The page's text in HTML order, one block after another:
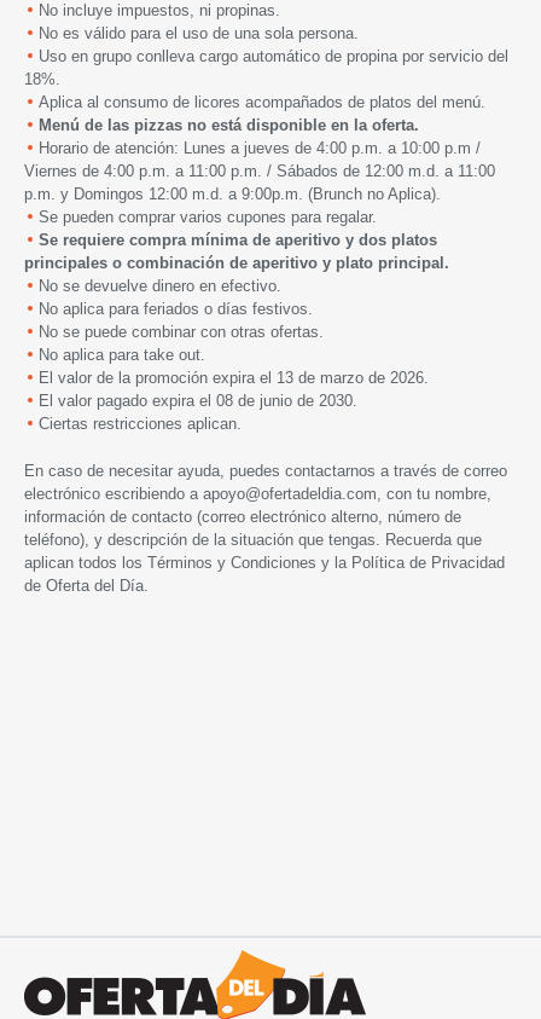
No incluye impuestos, ni propinas.
No es válido para el uso de una sola persona.
Uso en grupo conlleva cargo automático de propina por servicio del
18%.
Aplica al consumo de licores acompañados de platos del menú.
Menú de las pizzas no está disponible en la oferta.
Horario de atención: Lunes a jueves de 4:00 p.m. a 10:00 p.m /
Viernes de 4:00 p.m. a 11:00 p.m. / Sábados de 12:00 m.d. a 11:00
p.m. y Domingos 12:00 m.d. a 9:00p.m. (Brunch no Aplica).
Se pueden comprar varios cupones para regalar.
Se requiere compra mínima de aperitivo y dos platos
principales o combinación de aperitivo y plato principal.
No se devuelve dinero en efectivo.
No aplica para feriados o días festivos.
No se puede combinar con otras ofertas.
No aplica para take out.
El valor de la promoción expira el 13 de marzo de 2026.
El valor pagado expira el 08 de junio de 2030.
Ciertas restricciones aplican.
En caso de necesitar ayuda, puedes contactarnos a través de correo
electrónico escribiendo a apoyo@ofertadeldia.com, con tu nombre,
información de contacto (correo electrónico alterno, número de
teléfono), y descripción de la situación que tengas. Recuerda que
aplican todos los Términos y Condiciones y la Política de Privacidad
de Oferta del Día.